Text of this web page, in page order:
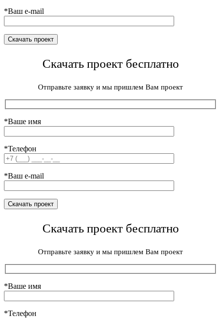
*Ваш e-mail
Скачать проект бесплатно
Отправьте заявку и мы пришлем Вам проект
*Ваше имя
*Телефон
*Ваш e-mail
Скачать проект бесплатно
Отправьте заявку и мы пришлем Вам проект
*Ваше имя
*Телефон